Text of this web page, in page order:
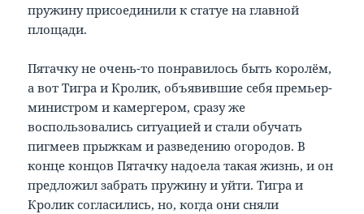
пружину присоединили к статуе на главной
площади.
Пятачку не очень-то понравилось быть королём,
а вот Тигра и Кролик, объявившие себя премьер-
министром и камергером, сразу же
воспользовались ситуацией и стали обучать
пигмеев прыжкам и разведению огородов. В
конце концов Пятачку надоела такая жизнь, и он
предложил забрать пружину и уйти. Тигра и
Кролик согласились, но, когда они сняли